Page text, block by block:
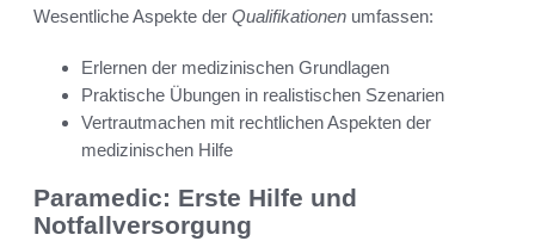
Wesentliche Aspekte der Qualifikationen umfassen:
Erlernen der medizinischen Grundlagen
Praktische Übungen in realistischen Szenarien
Vertrautmachen mit rechtlichen Aspekten der
medizinischen Hilfe
Paramedic: Erste Hilfe und
Notfallversorgung